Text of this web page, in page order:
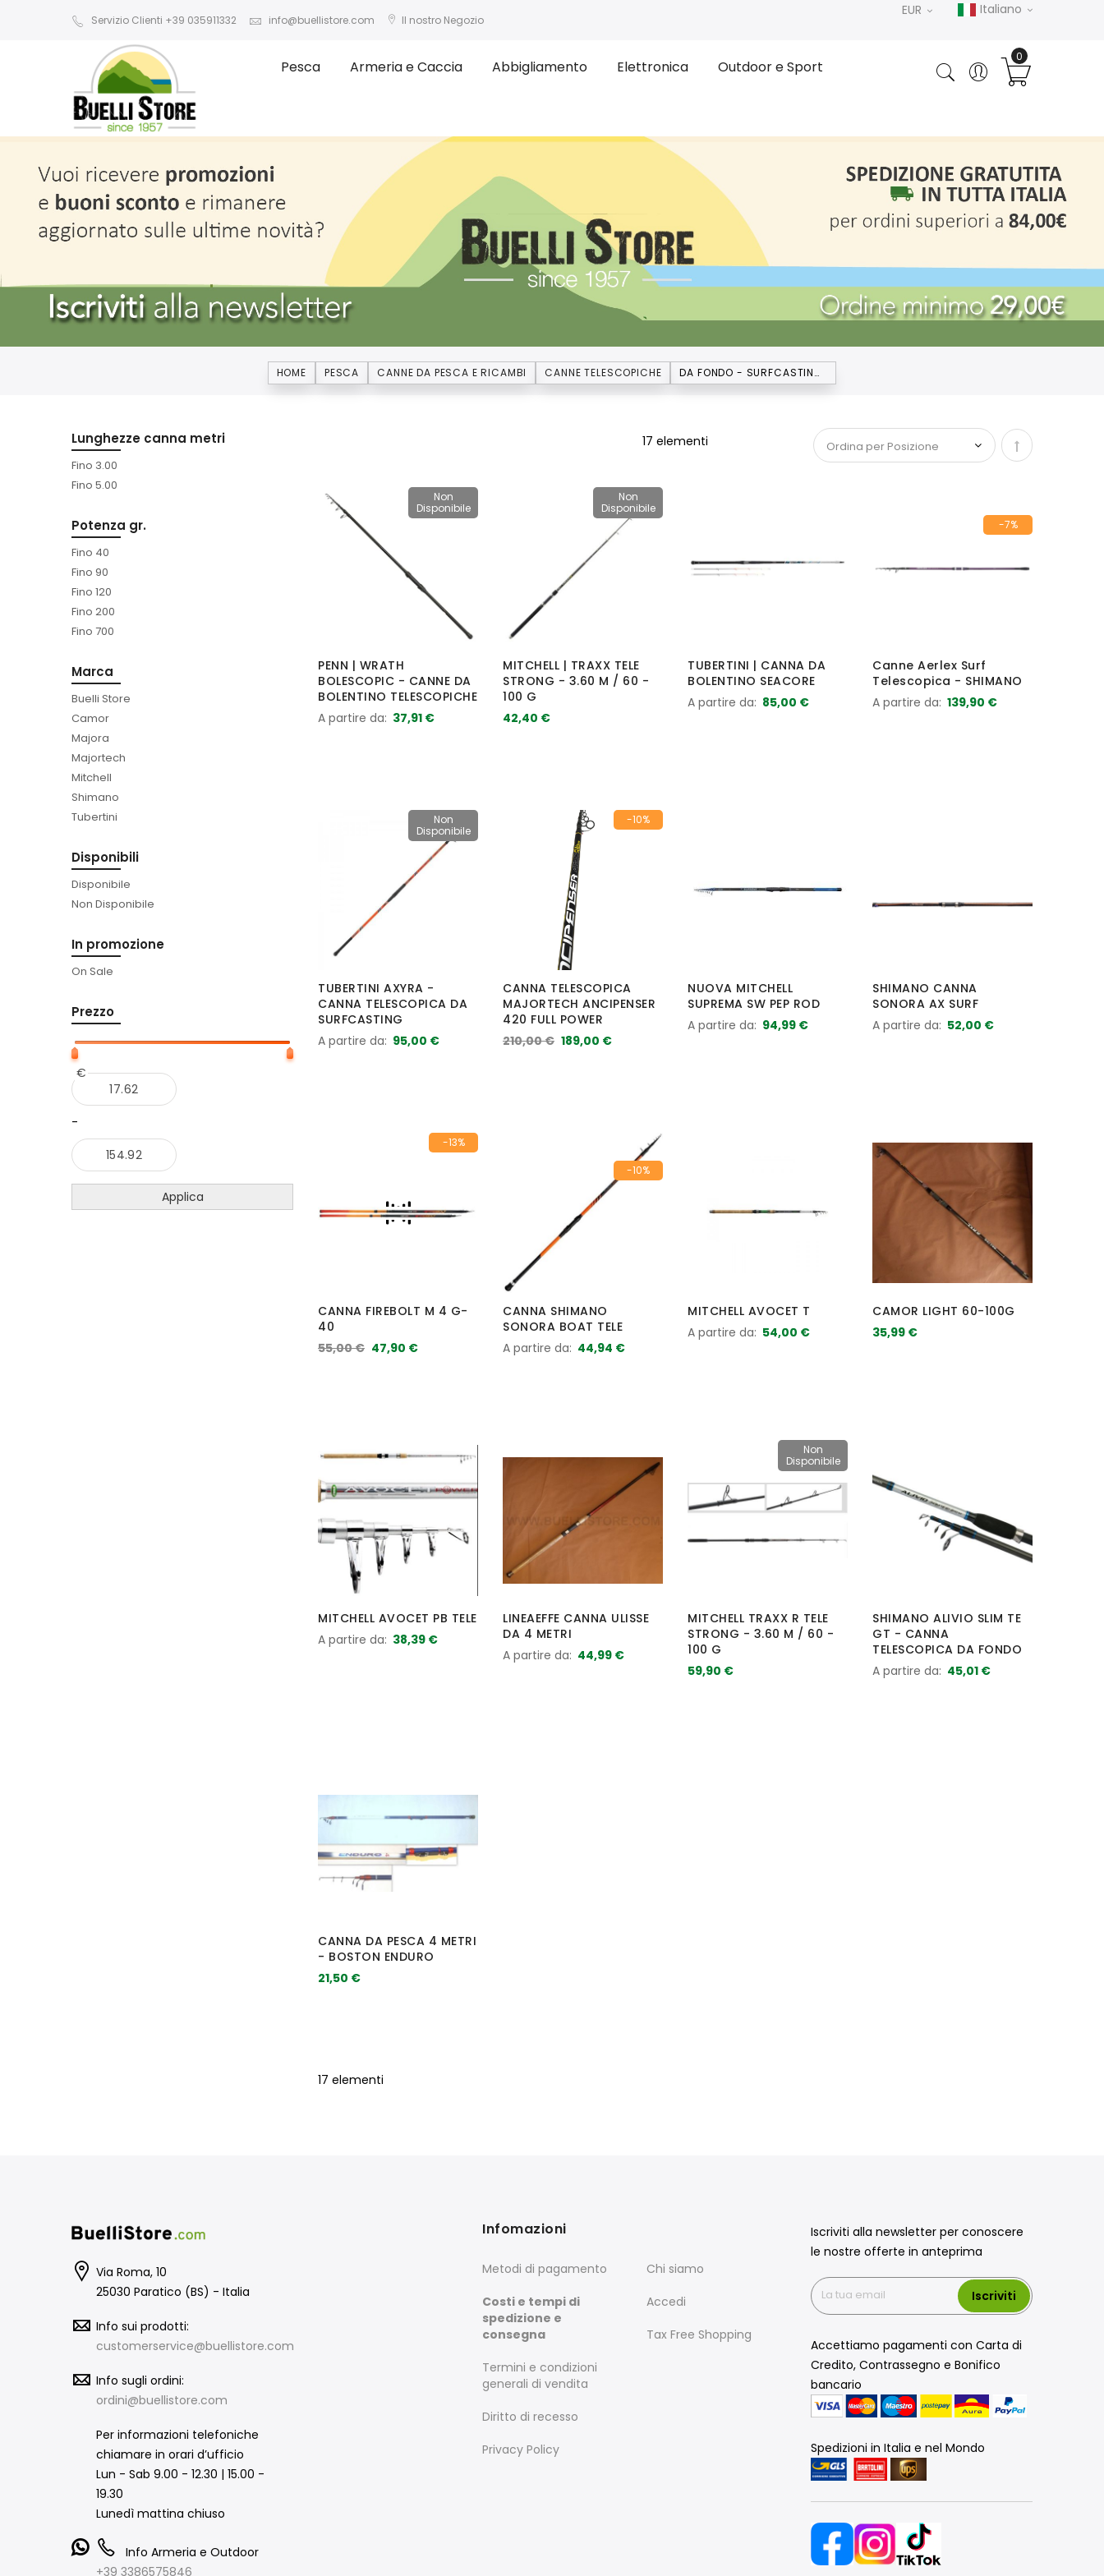
Servizio Clienti +39 035911332 info@buellistore.com Il nostro Negozio
Italiano
EUR
Pesca Armeria e Caccia Abbigliamento Elettronica Outdoor e Sport
HOME PESCA CANNE DA PESCA E RICAMBI CANNE TELESCOPICHE DA FONDO - SURFCASTING - BOLENTINO
17 elementi Imposta la
Non
Disponibile
PENN | WRATH
BOLESCOPIC - CANNE DA
BOLENTINO TELESCOPICHE
A partire da 37,91 €
Non
Disponibile
MITCHELL | TRAXX TELE
STRONG - 3.60 M / 60 -
100 G
42,40 €
TUBERTINI | CANNA DA
BOLENTINO SEACORE
A partire da 85,00 €
-7%
Canne Aerlex Surf
Telescopica - SHIMANO
A partire da 139,90 €
Non
Disponibile
TUBERTINI AXYRA -
CANNA TELESCOPICA DA
SURFCASTING
A partire da 95,00 €
-10%
CANNA TELESCOPICA
MAJORTECH ANCIPENSER
420 FULL POWER
189,00 €
210,00 €
NUOVA MITCHELL
SUPREMA SW PEP ROD
A partire da 94,99 €
SHIMANO CANNA
SONORA AX SURF
A partire da 52,00 €
-13%
CANNA FIREBOLT M 4 G-
40
47,90 €
55,00 €
-10%
CANNA SHIMANO
SONORA BOAT TELE
A partire da 44,94 €
MITCHELL AVOCET T
A partire da 54,00 €
CAMOR LIGHT 60-100G
35,99 €
MITCHELL AVOCET PB TELE
A partire da 38,39 €
LINEAEFFE CANNA ULISSE
DA 4 METRI
A partire da 44,99 €
Non
Disponibile
MITCHELL TRAXX R TELE
STRONG - 3.60 M / 60 -
100 G
59,90 €
SHIMANO ALIVIO SLIM TE
GT - CANNA
TELESCOPICA DA FONDO
A partire da 45,01 €
CANNA DA PESCA 4 METRI
- BOSTON ENDURO
21,50 €
17 elementi
Lunghezze canna metri
Fino 3.00
Fino 5.00
Potenza gr.
Fino 40
Fino 90
Fino 120
Fino 200
Fino 700
Marca
Buelli Store
Camor
Majora
Majortech
Mitchell
Shimano
Tubertini
Disponibili
Disponibile
Non Disponibile
In promozione
On Sale
Prezzo
€
-
Applica
Via Roma, 10
25030 Paratico (BS) - Italia
Info sui prodotti:
customerservice@buellistore.com
Info sugli ordini:
ordini@buellistore.com
Per informazioni telefoniche
chiamare in orari d’ufficio
Lun - Sab 9.00 - 12.30 | 15.00 -
19.30
Lunedì mattina chiuso
Info Armeria e Outdoor
+39 3386575846
Infomazioni
Metodi di pagamento
Costi e tempi di
spedizione e
consegna
Termini e condizioni
generali di vendita
Diritto di recesso
Privacy Policy
Chi siamo
Accedi
Tax Free Shopping
Iscriviti alla newsletter per conoscere
le nostre offerte in anteprima
Iscriviti
Accettiamo pagamenti con Carta di
Credito, Contrassegno e Bonifico
bancario
Spedizioni in Italia e nel Mondo